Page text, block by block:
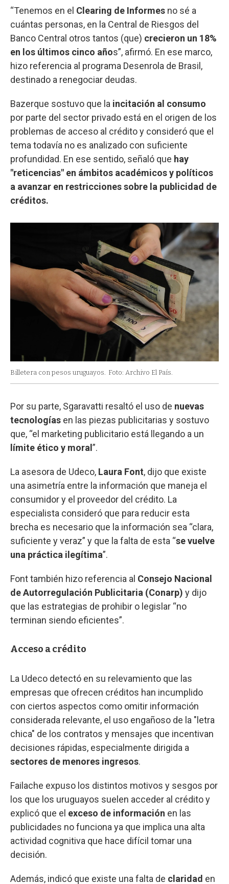
“Tenemos en el Clearing de Informes no sé a
cuántas personas, en la Central de Riesgos del
Banco Central otros tantos (que) crecieron un 18%
en los últimos cinco años”, afirmó. En ese marco,
hizo referencia al programa Desenrola de Brasil,
destinado a renegociar deudas.
Bazerque sostuvo que la incitación al consumo
por parte del sector privado está en el origen de los
problemas de acceso al crédito y consideró que el
tema todavía no es analizado con suficiente
profundidad. En ese sentido, señaló que hay
"reticencias" en ámbitos académicos y políticos
a avanzar en restricciones sobre la publicidad de
créditos.
Billetera con pesos uruguayos. Foto: Archivo El País.
Por su parte, Sgaravatti resaltó el uso de nuevas
tecnologías en las piezas publicitarias y sostuvo
que, “el marketing publicitario está llegando a un
límite ético y moral ”.
La asesora de Udeco, Laura Font, dijo que existe
una asimetría entre la información que maneja el
consumidor y el proveedor del crédito. La
especialista consideró que para reducir esta
brecha es necesario que la información sea “clara,
suficiente y veraz” y que la falta de esta “se vuelve
una práctica ilegítima”.
Font también hizo referencia al Consejo Nacional
de Autorregulación Publicitaria (Conarp) y dijo
que las estrategias de prohibir o legislar “no
terminan siendo eficientes”.
Acceso a crédito
La Udeco detectó en su relevamiento que las
empresas que ofrecen créditos han incumplido
con ciertos aspectos como omitir información
considerada relevante, el uso engañoso de la "letra
chica" de los contratos y mensajes que incentivan
decisiones rápidas, especialmente dirigida a
sectores de menores ingresos.
Failache expuso los distintos motivos y sesgos por
los que los uruguayos suelen acceder al crédito y
explicó que el exceso de información en las
publicidades no funciona ya que implica una alta
actividad cognitiva que hace difícil tomar una
decisión.
Además, indicó que existe una falta de claridad en